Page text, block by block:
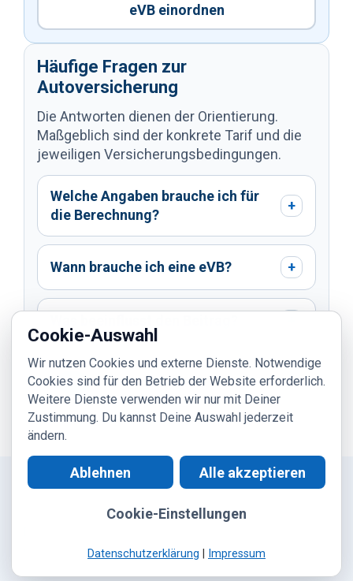
eVB einordnen
Häufige Fragen zur
Autoversicherung
Die Antworten dienen der Orientierung.
Maßgeblich sind der konkrete Tarif und die
jeweiligen Versicherungsbedingungen.
Welche Angaben brauche ich für
die Berechnung?
+
Wann brauche ich eine eVB? +
Wann ist Vollkasko sinnvoll zu
prüfen?
+
WhatsApp|Digitaler Ablauf|Kundeninformation
© 2026 ASRA24 | Einfach gut versichern.
Cookie-Auswahl
Wir nutzen Cookies und externe Dienste. Notwendige
Cookies sind für den Betrieb der Website erforderlich.
Weitere Dienste verwenden wir nur mit Deiner
Zustimmung. Du kannst Deine Auswahl jederzeit
ändern.
Ablehnen Alle akzeptieren
Cookie-Einstellungen
Datenschutzerklärung Impressum